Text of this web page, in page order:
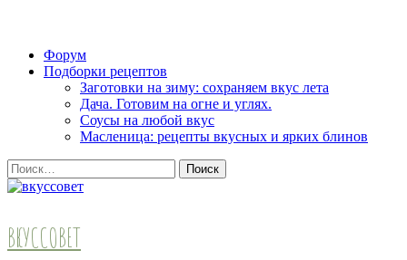
Skip
Форум
Подборки рецептов
Заготовки на зиму: сохраняем вкус лета
Дача. Готовим на огне и углях.
Соусы на любой вкус
Масленица: рецепты вкусных и ярких блинов
Найти:
ВКУССОВЕТ